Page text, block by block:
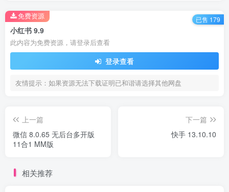
小红书 9.9
此内容为免费资源，请登录后查看
登录查看
友情提示：如果资源无法下载证明已和谐请选择其他网盘
免费资源 已售 179
上一篇
微信 8.0.65 无后台多开版
11合1 MM版
下一篇
快手 13.10.10
相关推荐